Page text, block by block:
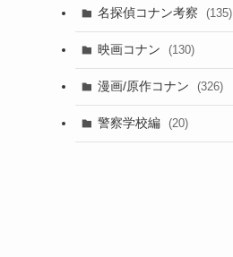
名探偵コナン考察 (135)
映画コナン (130)
漫画/原作コナン (326)
警察学校編 (20)